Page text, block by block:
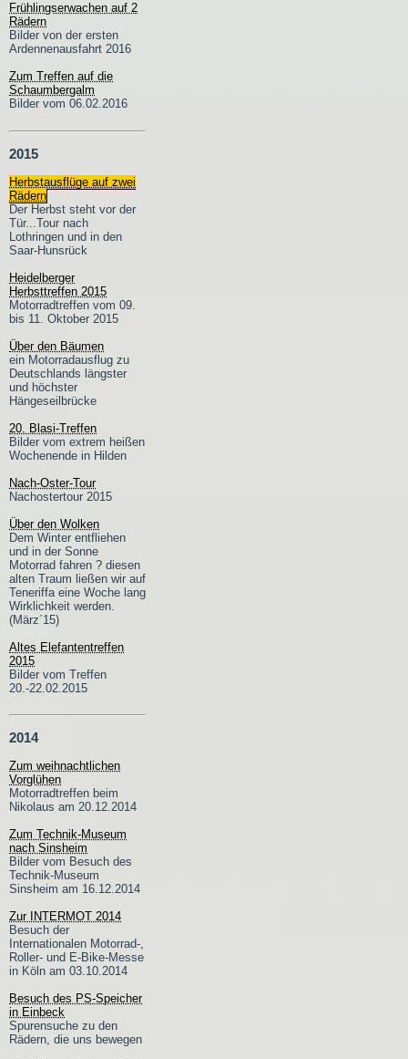
Frühlingserwachen auf 2
Rädern
Bilder von der ersten
Ardennenausfahrt 2016
Zum Treffen auf die
Schaumbergalm
Bilder vom 06.02.2016
2015
Herbstausflüge auf zwei
Rädern
Der Herbst steht vor der
Tür...Tour nach
Lothringen und in den
Saar-Hunsrück
Heidelberger
Herbsttreffen 2015
Motorradtreffen vom 09.
bis 11. Oktober 2015
Über den Bäumen
ein Motorradausflug zu
Deutschlands längster
und höchster
Hängeseilbrücke
20. Blasi-Treffen
Bilder vom extrem heißen
Wochenende in Hilden
Nach-Oster-Tour
Nachostertour 2015
Über den Wolken
Dem Winter entfliehen
und in der Sonne
Motorrad fahren ? diesen
alten Traum ließen wir auf
Teneriffa eine Woche lang
Wirklichkeit werden.
(März´15)
Altes Elefantentreffen
2015
Bilder vom Treffen
20.-22.02.2015
2014
Zum weihnachtlichen
Vorglühen
Motorradtreffen beim
Nikolaus am 20.12.2014
Zum Technik-Museum
nach Sinsheim
Bilder vom Besuch des
Technik-Museum
Sinsheim am 16.12.2014
Zur INTERMOT 2014
Besuch der
Internationalen Motorrad-,
Roller- und E-Bike-Messe
in Köln am 03.10.2014
Besuch des PS-Speicher
in Einbeck
Spurensuche zu den
Rädern, die uns bewegen